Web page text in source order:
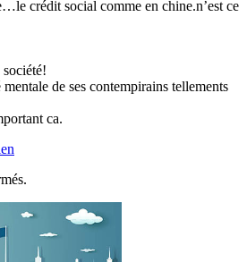
crédit social comme en chine.n’est ce
de ses contempirains tellements
ca.